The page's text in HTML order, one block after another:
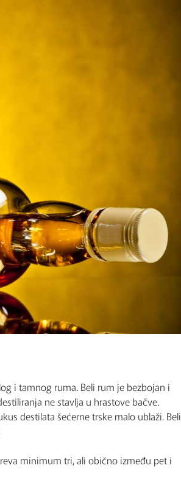
i tamnog ruma. Beli rum je bezbojan i
ne stavlja u hrastove bačve.
destilata šećerne trske malo ublaži. Beli
minimum tri, ali obično između pet i